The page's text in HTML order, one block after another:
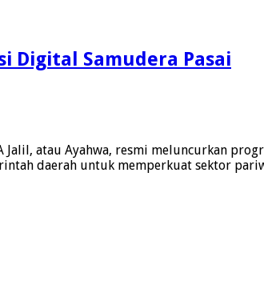
Digital Samudera Pasai
atau Ayahwa, resmi meluncurkan
daerah untuk memperkuat sektor